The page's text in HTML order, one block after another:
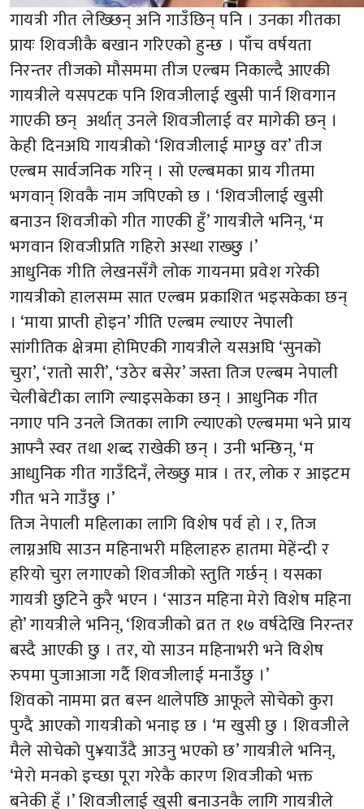
गायत्री गीत लेख्छिन् अनि गाउँछिन् पनि । उनका गीतका
प्रायः शिवजीकै बखान गरिएको हुन्छ । पाँच वर्षयता
निरन्तर तीजको मौसममा तीज एल्बम निकाल्दै आएकी
गायत्रीले यसपटक पनि शिवजीलाई खुसी पार्न शिवगान
गाएकी छन् अर्थात् उनले शिवजीलाई वर मागेकी छन् ।
केही दिनअघि गायत्रीको ‘शिवजीलाई माग्छु वर’ तीज
एल्बम सार्वजनिक गरिन् । सो एल्बमका प्राय गीतमा
भगवान् शिवकै नाम जपिएको छ । ‘शिवजीलाई खुसी
बनाउन शिवजीको गीत गाएकी हुँ’ गायत्रीले भनिन्, ‘म
भगवान शिवजीप्रति गहिरो अस्था राख्छु ।’
आधुनिक गीति लेखनसँगै लोक गायनमा प्रवेश गरेकी
गायत्रीको हालसम्म सात एल्बम प्रकाशित भइसकेका छन्
। ‘माया प्राप्ती होइन’ गीति एल्बम ल्याएर नेपाली
सांगीतिक क्षेत्रमा होमिएकी गायत्रीले यसअघि ‘सुनको
चुरा’, ‘रातो सारी’, ‘उठेर बसेर’ जस्ता तिज एल्बम नेपाली
चेलीबेटीका लागि ल्याइसकेका छन् । आधुनिक गीत
नगाए पनि उनले जितका लागि ल्याएको एल्बममा भने प्राय
आफ्नै स्वर तथा शब्द राखेकी छन् । उनी भन्छिन्, ‘म
आधाुनिक गीत गाउँदिनँ, लेख्छु मात्र । तर, लोक र आइटम
गीत भने गाउँछु ।’
तिज नेपाली महिलाका लागि विशेष पर्व हो । र, तिज
लाग्नअघि साउन महिनाभरी महिलाहरु हातमा मेहेंन्दी र
हरियो चुरा लगाएको शिवजीको स्तुति गर्छन् । यसका
गायत्री छुटिने कुरै भएन । ‘साउन महिना मेरो विशेष महिना
हो’ गायत्रीले भनिन्, ‘शिवजीको व्रत त १७ वर्षदेखि निरन्तर
बस्दै आएकी छु । तर, यो साउन महिनाभरी भने विशेष
रुपमा पुजाआजा गर्दै शिवजीलाई मनाउँछु ।’
शिवको नाममा व्रत बस्न थालेपछि आफूले सोचेको कुरा
पुग्दै आएको गायत्रीको भनाइ छ । ‘म खुसी छु । शिवजीले
मैले सोचेको पु¥याउँदै आउनु भएको छ’ गायत्रीले भनिन्,
‘मेरो मनको इच्छा पूरा गरेकै कारण शिवजीको भक्त
बनेकी हुँ ।’ शिवजीलाई खुसी बनाउनकै लागि गायत्रीले